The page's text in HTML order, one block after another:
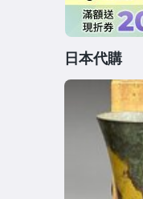
日本代購